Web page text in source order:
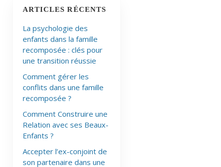
ARTICLES RÉCENTS
La psychologie des
enfants dans la famille
recomposée : clés pour
une transition réussie
Comment gérer les
conflits dans une famille
recomposée ?
Comment Construire une
Relation avec ses Beaux-
Enfants ?
Accepter l’ex-conjoint de
son partenaire dans une